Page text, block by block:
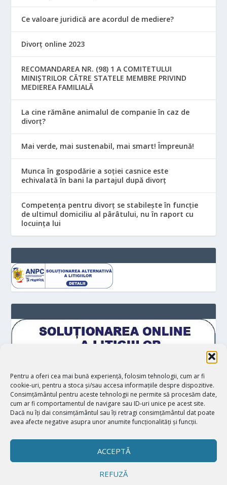
Pentru a oferi cea mai bună experiență, folosim tehnologii, cum ar fi
cookie-uri, pentru a stoca și/sau accesa informațiile despre dispozitive.
Consimțământul pentru aceste tehnologii ne permite să procesăm date,
cum ar fi comportamentul de navigare sau ID-uri unice pe acest site.
Dacă nu îți dai consimțământul sau îți retragi consimțământul dat poate
avea afecte negative asupra unor anumite funcționalități și funcții.
ACCEPTĂ
REFUZĂ
Ce valoare juridică are acordul de mediere?
Divorț online 2023
RECOMANDAREA NR. (98) 1 A COMITETULUI
MINIŞTRILOR CĂTRE STATELE MEMBRE PRIVIND
MEDIEREA FAMILIALĂ
La cine rămâne animalul de companie în caz de
divorț?
Mai verde, mai sustenabil, mai smart! Împreună!
Munca în gospodărie a soției casnice este
echivalată în bani la partajul după divorț
Competența pentru divorț se stabilește în funcție
de ultimul domiciliu al pârâtului, nu în raport cu
locuinţa lui